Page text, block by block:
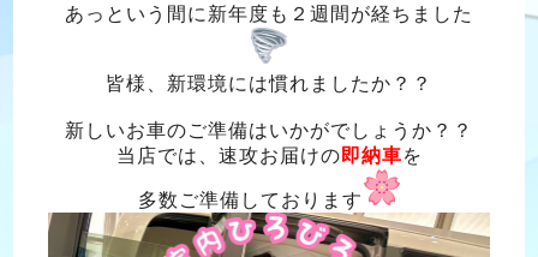
あっという間に新年度も２週間が経ちました
皆様、新環境には慣れましたか？？
新しいお車のご準備はいかがでしょうか？？
当店では、速攻お届けの即納車を
多数ご準備しております